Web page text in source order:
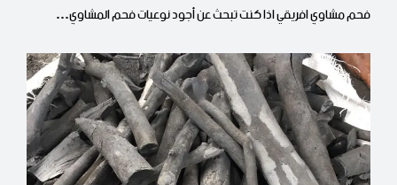
فحم مشاوي افريقي اذا كنت تبحث عن أجود نوعيات فحم المشاوي…